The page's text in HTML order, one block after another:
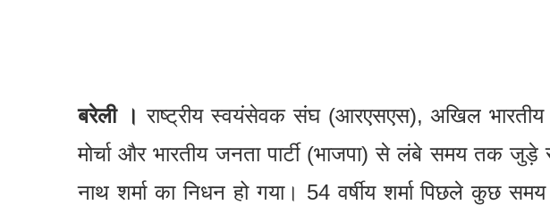
बरेली । राष्ट्रीय स्वयंसेवक संघ (आरएसएस), अखिल भारतीय
मोर्चा और भारतीय जनता पार्टी (भाजपा) से लंबे समय तक जुड़े
नाथ शर्मा का निधन हो गया। 54 वर्षीय शर्मा पिछले कुछ